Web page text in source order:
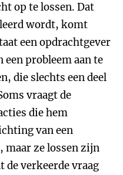
op te lossen. Dat
wordt, komt
een opdrachtgever
probleem aan te
die slechts een deel
vraagt de
die hem
van een
maar ze lossen zijn
de verkeerde vraag